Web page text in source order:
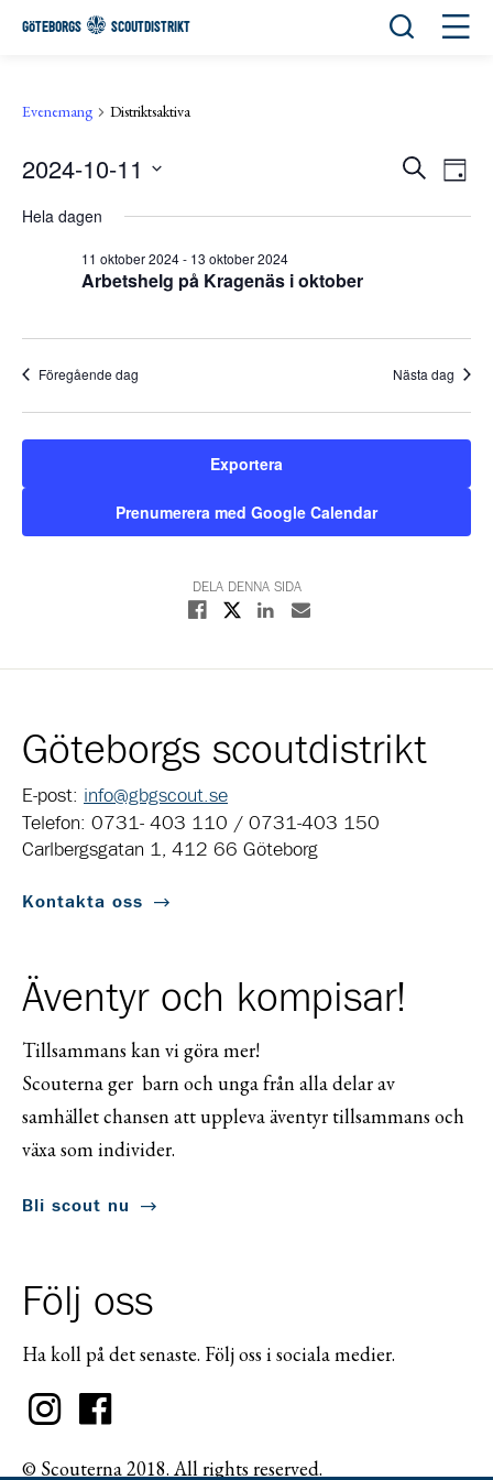
GÖTEBORGS SCOUTDISTRIKT Öppna
Evenemang Distriktsaktiva
Sök Day
2024-10-11
Hela dagen
Arbetshelg på Kragenäs i oktober
11 oktober 2024- 13 oktober 2024
Föregående dag Nästa dag
Exportera
Prenumerera med Google Calendar
DELA DENNA SIDA
Dela på Facebook
Dela på XDela på Linkedin
Dela med E-post
Göteborgs scoutdistrikt
E-post: info@gbgscout.se
Telefon: 0731- 403 110 / 0731-403 150
Carlbergsgatan 1, 412 66 Göteborg
Kontakta oss
Äventyr och kompisar!
Tillsammans kan vi göra mer!
Scouterna ger barn och unga från alla delar av
samhället chansen att uppleva äventyr tillsammans och
växa som individer.
Bli scout nu
Följ oss
Ha koll på det senaste. Följ oss i sociala medier.
© Scouterna 2018. All rights reserved.